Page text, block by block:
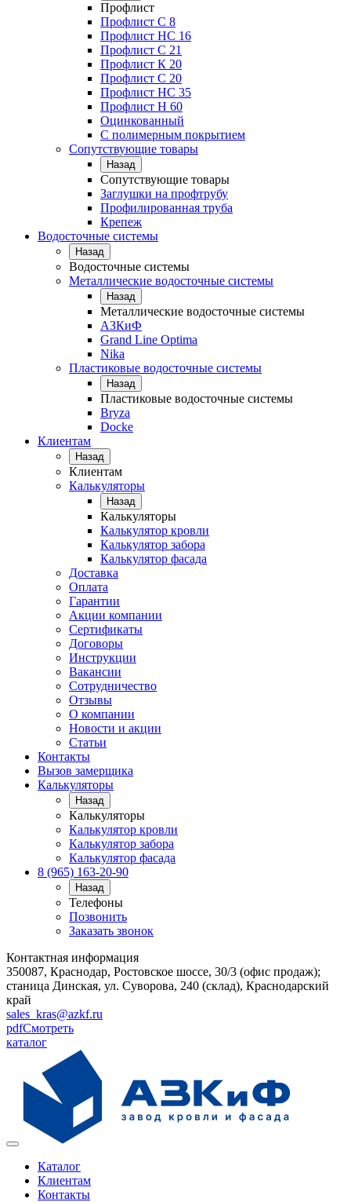
Профлист
Профлист С 8
Профлист НС 16
Профлист C 21
Профлист К 20
Профлист С 20
Профлист НС 35
Профлист Н 60
Оцинкованный
С полимерным покрытием
Сопутствующие товары
Назад
Сопутствующие товары
Заглушки на профтрубу
Профилированная труба
Крепеж
Водосточные системы
Назад
Водосточные системы
Металлические водосточные системы
Назад
Металлические водосточные системы
АЗКиФ
Grand Line Optima
Nika
Пластиковые водосточные системы
Назад
Пластиковые водосточные системы
Bryza
Docke
Клиентам
Назад
Клиентам
Калькуляторы
Назад
Калькуляторы
Калькулятор кровли
Калькулятор забора
Калькулятор фасада
Доставка
Оплата
Гарантии
Акции компании
Сертификаты
Договоры
Инструкции
Вакансии
Сотрудничество
Отзывы
О компании
Новости и акции
Статьи
Контакты
Вызов замерщика
Калькуляторы
Назад
Калькуляторы
Калькулятор кровли
Калькулятор забора
Калькулятор фасада
8 (965) 163-20-90
Назад
Телефоны
Позвонить
Заказать звонок
Контактная информация
350087, Краснодар, Ростовское шоссе, 30/3 (офис продаж);
станица Динская, ул. Суворова, 240 (склад), Краснодарский
край
sales_kras@azkf.ru
pdfСмотреть
каталог
Каталог
Клиентам
Контакты